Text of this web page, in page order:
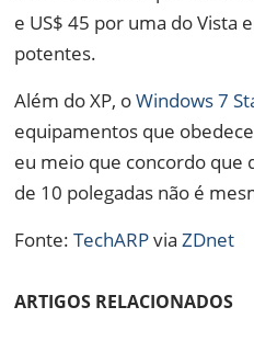
e US$ 45 por uma do Vista
potentes.
Além do XP, oWindows 7
equipamentos que
eu meio que concordo que
de 10 polegadas não é
Fonte:TechARPviaZDnet
ARTIGOS RELACIONADOS